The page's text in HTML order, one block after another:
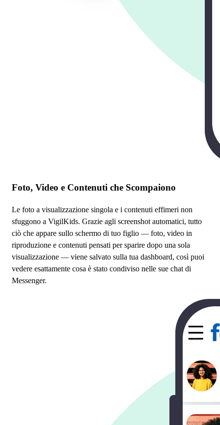
Foto, Video e Contenuti che Scompaiono
Le foto a visualizzazione singola e i contenuti effimeri non
sfuggono a VigilKids. Grazie agli screenshot automatici, tutto
ciò che appare sullo schermo di tuo figlio — foto, video in
riproduzione e contenuti pensati per sparire dopo una sola
visualizzazione — viene salvato sulla tua dashboard, così puoi
vedere esattamente cosa è stato condiviso nelle sue chat di
Messenger.